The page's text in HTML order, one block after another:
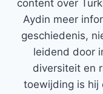
content over
Aydin meer
geschiedenis,
leidend door
diversiteit en
toewijding is hij